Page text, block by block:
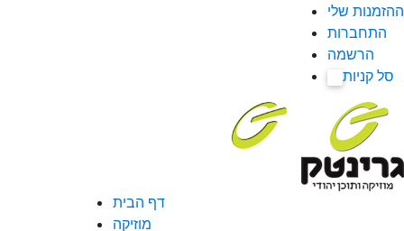
ההזמנות שלי
התחברות
הרשמה
סל קניות
דף הבית
מוזיקה